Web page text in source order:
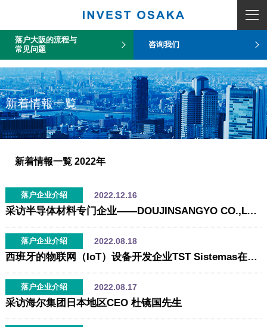
落户大阪的流程与
常见问题
咨询我们
新着情報一覧
新着情報一覧2022年
落户企业介绍 2022.12.16
采访半导体材料专门企业——DOUJINSANGYO CO.,LTD.
落户企业介绍 2022.08.18
西班牙的物联网（IoT）设备开发企业TST Sistemas在大阪设立的日本法人
落户企业介绍 2022.08.17
采访海尔集团日本地区CEO 杜镜国先生